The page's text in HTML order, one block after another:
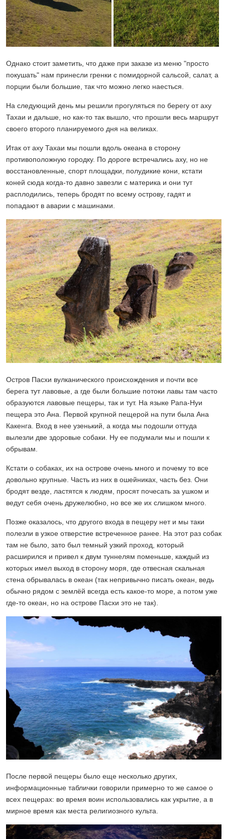
Однако стоит заметить, что даже при заказе из меню "просто
покушать" нам принесли гренки с помидорной сальсой, салат, а
порции были большие, так что можно легко наесться.
На следующий день мы решили прогуляться по берегу от аху
Тахаи и дальше, но как-то так вышло, что прошли весь маршрут
своего второго планируемого дня на великах.
Итак от аху Тахаи мы пошли вдоль океана в сторону
противоположную городку. По дороге встречались аху, но не
восстановленные, спорт площадки, полудикие кони, кстати
коней сюда когда-то давно завезли с материка и они тут
расплодились, теперь бродят по всему острову, гадят и
попадают в аварии с машинами.
Остров Пасхи вулканического происхождения и почти все
берега тут лавовые, а где были большие потоки лавы там часто
образуются лавовые пещеры, так и тут. На языке Рапа-Нуи
пещера это Ана. Первой крупной пещерой на пути была Ана
Какенга. Вход в нее узенький, а когда мы подошли оттуда
вылезли две здоровые собаки. Ну ее подумали мы и пошли к
обрывам.
Кстати о собаках, их на острове очень много и почему то все
довольно крупные. Часть из них в ошейниках, часть без. Они
бродят везде, ластятся к людям, просят почесать за ушком и
ведут себя очень дружелюбно, но все же их слишком много.
Позже оказалось, что другого входа в пещеру нет и мы таки
полезли в узкое отверстие встреченное ранее. На этот раз собак
там не было, зато был темный узкий проход, который
расширился и привел к двум туннелям поменьше, каждый из
которых имел выход в сторону моря, где отвесная скальная
стена обрывалась в океан (так непривычно писать океан, ведь
обычно рядом с землёй всегда есть какое-то море, а потом уже
где-то океан, но на острове Пасхи это не так).
После первой пещеры было еще несколько других,
информационные таблички говорили примерно то же самое о
всех пещерах: во время воин использовались как укрытие, а в
мирное время как места религиозного культа.